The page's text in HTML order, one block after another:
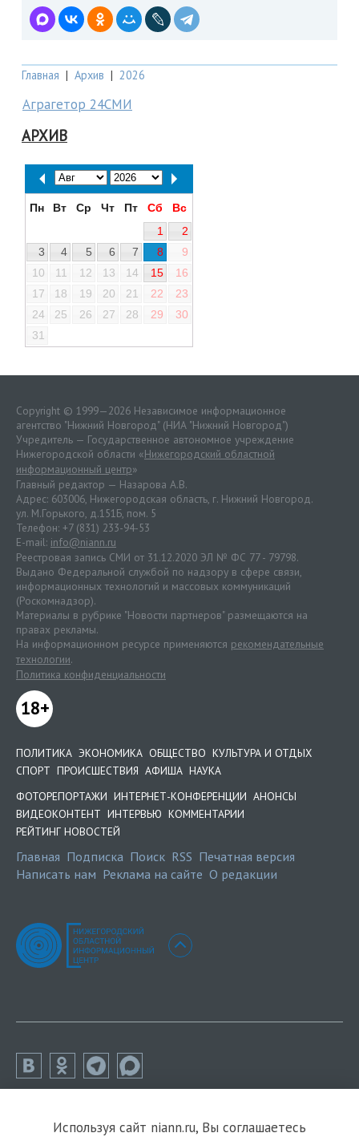
Главная | Архив | 2026
Аграгетор 24СМИ
АРХИВ
Пн Вт Ср Чт Пт Сб
Вс
1
2
3
4 5 6 7 8
9
10
11 12 13 14 15
16
17
18 19 20 21 22
23
24
25 26 27 28 29
30
31
Copyright © 1999—2026 Независимое информационное
агентство "Нижний Новгород" (НИА "Нижний Новгород")
Учредитель — Государственное автономное учреждение
Нижегородской области «Нижегородский областной
информационный центр»
Главный редактор — Назарова А.В.
Адрес: 603006, Нижегородская область, г. Нижний Новгород.
ул. М.Горького, д.151Б, пом. 5
Телефон: +7 (831) 233-94-53
E-mail: info@niann.ru
Реестровая запись СМИ от 31.12.2020 ЭЛ № ФС 77 - 79798.
Выдано Федеральной службой по надзору в сфере связи,
информационных технологий и массовых коммуникаций
(Роскомнадзор).
Материалы в рубрике "Новости партнеров" размещаются на
правах рекламы.
На информационном ресурсе применяются рекомендательные
технологии.
Политика конфиденциальности
18+
ПОЛИТИКА ЭКОНОМИКА ОБЩЕСТВО КУЛЬТУРА И ОТДЫХ
СПОРТ ПРОИСШЕСТВИЯ АФИША НАУКА
ФОТОРЕПОРТАЖИ ИНТЕРНЕТ-КОНФЕРЕНЦИИ АНОНСЫ
ВИДЕОКОНТЕНТ ИНТЕРВЬЮ КОММЕНТАРИИ
РЕЙТИНГ НОВОСТЕЙ
Главная Подписка Поиск RSS Печатная версия
Написать нам Реклама на сайте О редакции
Используя сайт niann.ru, Вы соглашаетесь